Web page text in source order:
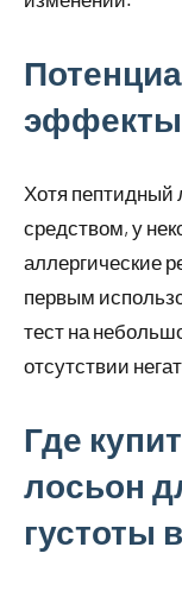
эффекты
Хотя пептидный
средством, у
аллергические
первым
тест на
отсутствии
Где
лосьон
густоты